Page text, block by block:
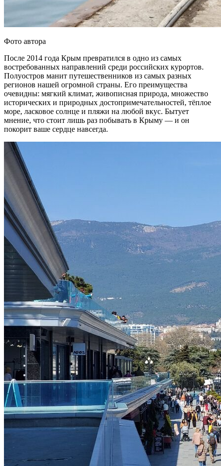
Фото автора
После 2014 года Крым превратился в одно из самых
востребованных направлений среди российских курортов.
Полуостров манит путешественников из самых разных
регионов нашей огромной страны. Его преимущества
очевидны: мягкий климат, живописная природа, множество
исторических и природных достопримечательностей, тёплое
море, ласковое солнце и пляжи на любой вкус. Бытует
мнение, что стоит лишь раз побывать в Крыму — и он
покорит ваше сердце навсегда.